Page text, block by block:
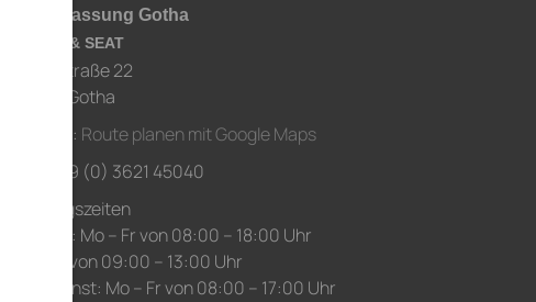
Niederlassung Gotha
CUPRA & SEAT
Cyrusstraße 22
99867 Gotha
Anfahrt: Route planen mit Google Maps
Tel.: +49 (0) 3621 45040
Öffnungszeiten
Service: Mo – Fr von 08:00 – 18:00 Uhr
und Sa von 09:00 – 13:00 Uhr
Teiledienst: Mo – Fr von 08:00 – 17:00 Uhr